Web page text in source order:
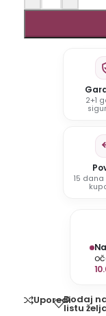
2+1
15
UporediDodaj
listu